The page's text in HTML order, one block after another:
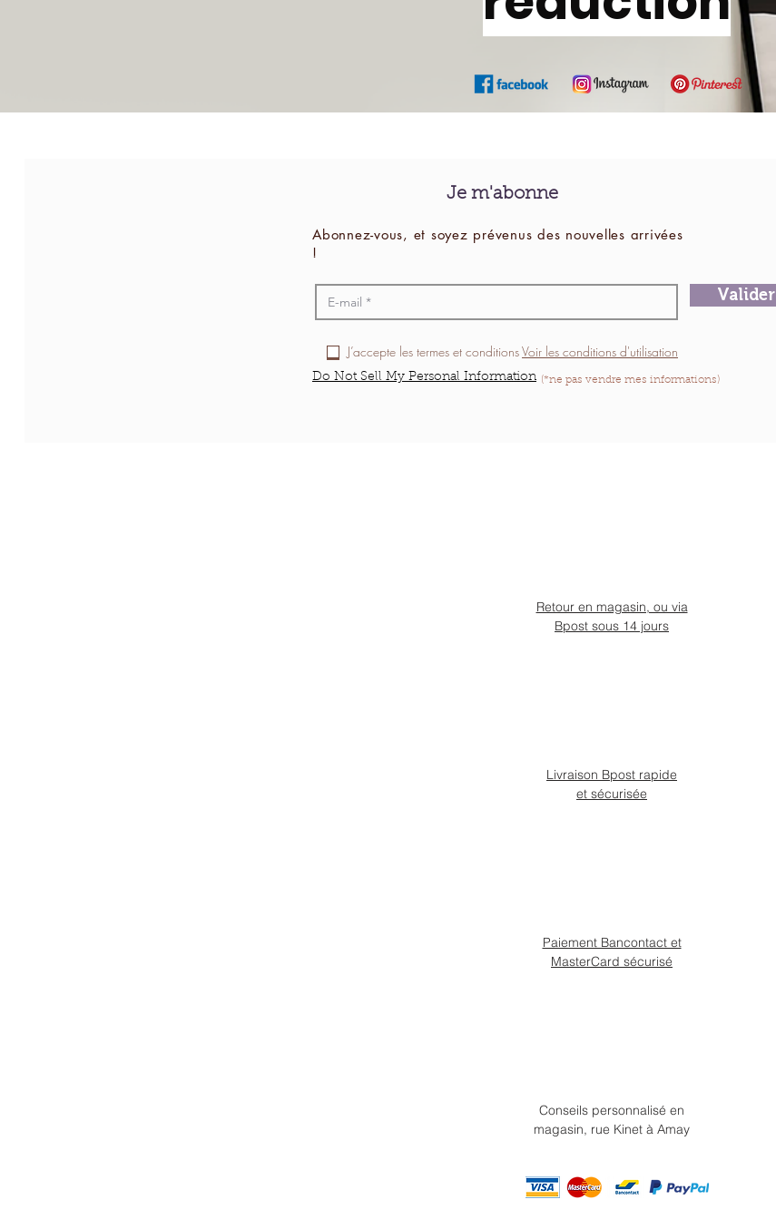
Je m'abonne
Abonnez-vous, et soyez prévenus des nouvelles arrivées
!
Valider
J’accepte les termes et conditionsVoir les conditions d'utilisation
Do Not Sell My Personal Information (*ne pas vendre mes informations)
Retour en magasin, ou via
Bpost sous 14 jours
Livraison Bpost rapide
et sécurisée
Paiement Bancontact et
MasterCard sécurisé
Conseils personnalisé en
magasin, rue Kinet à Amay